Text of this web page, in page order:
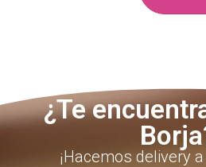
¿Te
¡Hacemos delivery